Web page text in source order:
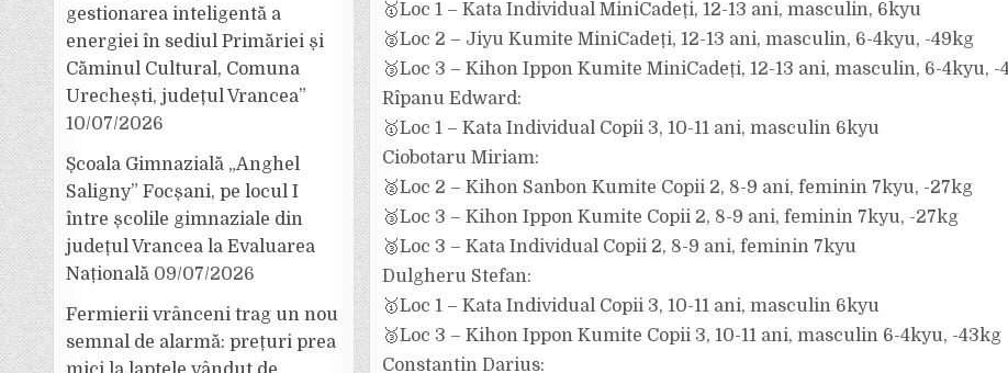
🥇Loc 1 – Kata Individual MiniCadeți, 12-13 ani, masculin, 6kyu
🥈Loc 2 – Jiyu Kumite MiniCadeți, 12-13 ani, masculin, 6-4kyu, -49kg
🥉Loc 3 – Kihon Ippon Kumite MiniCadeți, 12-13 ani, masculin, 6-4kyu, -
Rîpanu Edward:
🥇Loc 1 – Kata Individual Copii 3, 10-11 ani, masculin 6kyu
Ciobotaru Miriam:
🥈Loc 2 – Kihon Sanbon Kumite Copii 2, 8-9 ani, feminin 7kyu, -27kg
🥉Loc 3 – Kihon Ippon Kumite Copii 2, 8-9 ani, feminin 7kyu, -27kg
🥉Loc 3 – Kata Individual Copii 2, 8-9 ani, feminin 7kyu
Dulgheru Stefan:
🥇Loc 1 – Kata Individual Copii 3, 10-11 ani, masculin 6kyu
🥉Loc 3 – Kihon Ippon Kumite Copii 3, 10-11 ani, masculin 6-4kyu, -43kg
Constantin Darius:
gestionarea inteligentă a
energiei în sediul Primăriei și
Căminul Cultural, Comuna
Urechești, județul Vrancea”
10/07/2026
Școala Gimnazială „Anghel
Saligny” Focșani, pe locul I
între școlile gimnaziale din
județul Vrancea la Evaluarea
Națională 09/07/2026
Fermierii vrânceni trag un nou
semnal de alarmă: prețuri prea